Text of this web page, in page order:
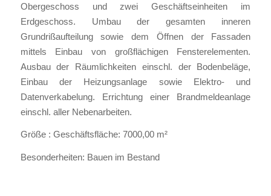
Obergeschoss und zwei Geschäftseinheiten im
Erdgeschoss. Umbau der gesamten inneren
Grundrißaufteilung sowie dem Öffnen der Fassaden
mittels Einbau von großflächigen Fensterelementen.
Ausbau der Räumlichkeiten einschl. der Bodenbeläge,
Einbau der Heizungsanlage sowie Elektro- und
Datenverkabelung. Errichtung einer Brandmeldeanlage
einschl. aller Nebenarbeiten.
Größe : Geschäftsfläche: 7000,00 m²
Besonderheiten: Bauen im Bestand